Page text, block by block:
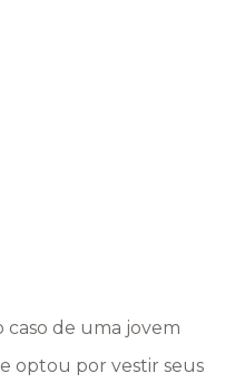
caso de uma jovem
optou por vestir seus